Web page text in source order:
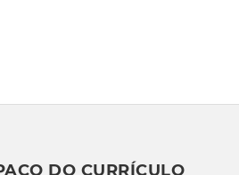
DO CURRÍCULO